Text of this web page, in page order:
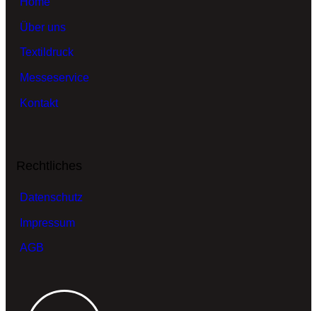
Über uns
Textildruck
Messeservice
Kontakt
Rechtliches
Datenschutz
Impressum
AGB